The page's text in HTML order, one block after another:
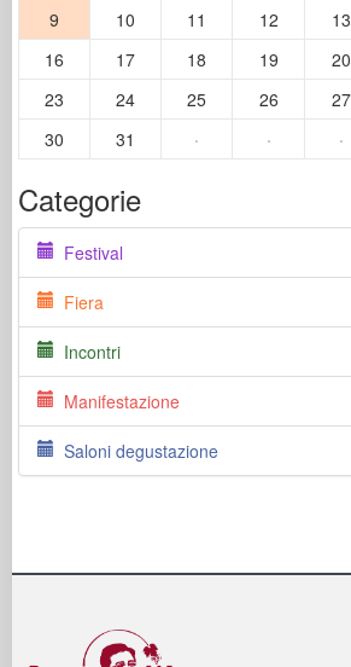
9 10 11 12 13
16
17 18 19 20
23
24 25 26 27
30
31 · · ·
Categorie
Festival
Fiera
Incontri
Manifestazione
Saloni degustazione